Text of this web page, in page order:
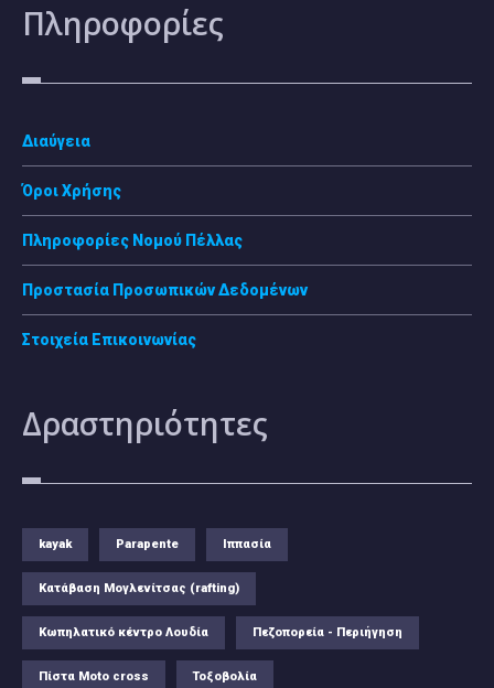
Πληροφορίες
Διαύγεια
Όροι Χρήσης
Πληροφορίες Νομού Πέλλας
Προστασία Προσωπικών Δεδομένων
Στοιχεία Επικοινωνίας
Δραστηριότητες
kayak Parapente Ιππασία
Κατάβαση Μογλενίτσας (rafting)
Κωπηλατικό κέντρο Λουδία Πεζοπορεία - Περιήγηση
Πίστα Moto cross Τοξοβολία